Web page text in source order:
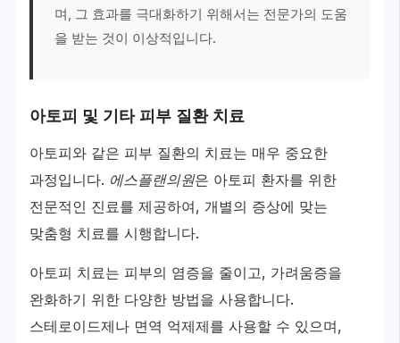
며, 그 효과를 극대화하기 위해서는 전문가의 도움
을 받는 것이 이상적입니다.
아토피 및 기타 피부 질환 치료
아토피와 같은 피부 질환의 치료는 매우 중요한
과정입니다. 에스플랜의원은 아토피 환자를 위한
전문적인 진료를 제공하여, 개별의 증상에 맞는
맞춤형 치료를 시행합니다.
아토피 치료는 피부의 염증을 줄이고, 가려움증을
완화하기 위한 다양한 방법을 사용합니다.
스테로이드제나 면역 억제제를 사용할 수 있으며,